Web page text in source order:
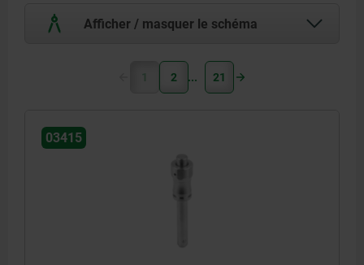
Afficher / masquer le schéma
1 2 21
03415